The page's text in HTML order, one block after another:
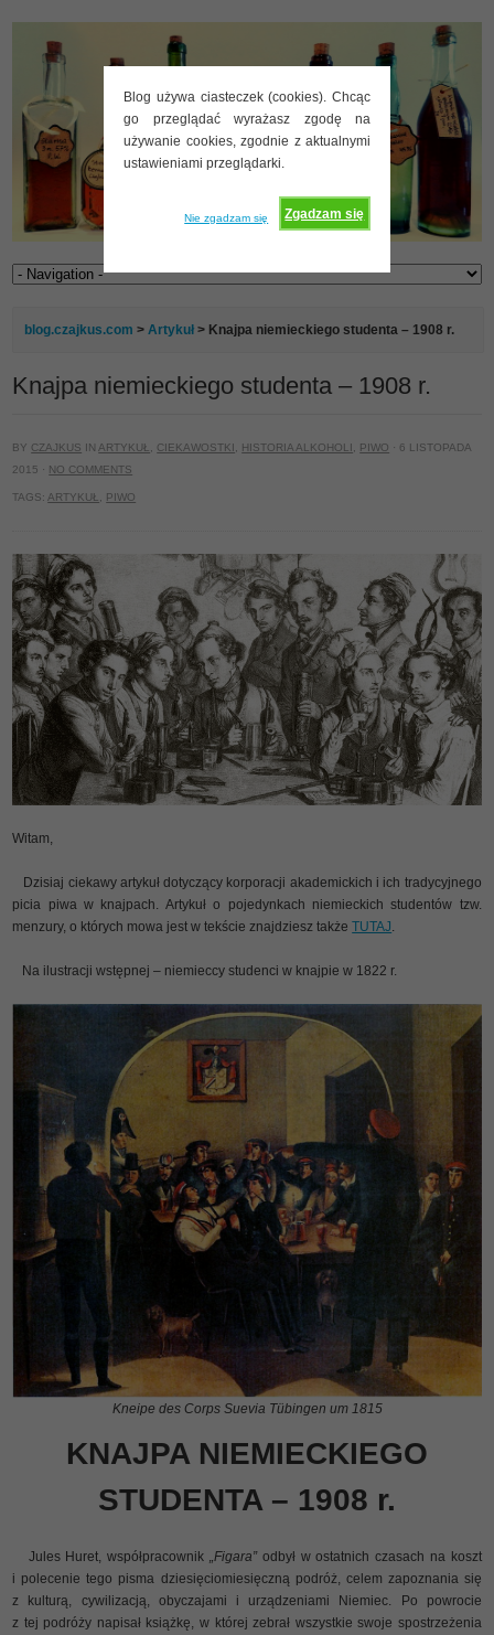
Blog używa ciasteczek (cookies). Chcąc
go przeglądać wyrażasz zgodę na
używanie cookies, zgodnie z aktualnymi
ustawieniami przeglądarki.
Zgadzam się
Nie zgadzam się
blog.czajkus.com > Artykuł > Knajpa niemieckiego studenta – 1908 r.
Knajpa niemieckiego studenta – 1908 r.
BY CZAJKUS IN ARTYKUŁ CIEKAWOSTKI HISTORIA ALKOHOLI PIWO · 6 LISTOPADA
2015 · NO COMMENTS
TAGS: ARTYKUŁ PIWO
Witam,
Dzisiaj ciekawy artykuł dotyczący korporacji akademickich i ich tradycyjnego
picia piwa w knajpach. Artykuł o pojedynkach niemieckich studentów tzw.
menzury, o których mowa jest w tekście znajdziesz takżeTUTAJ
Na ilustracji wstępnej – niemieccy studenci w knajpie w 1822 r.
Kneipe des Corps Suevia Tübingen um 1815
KNAJPA NIEMIECKIEGO
STUDENTA – 1908 r.
Jules Huret, współpracownik „Figara”odbył w ostatnich czasach na koszt
i polecenie tego pisma dziesięciomiesięczną podróż, celem zapoznania się
z kulturą, cywilizacją, obyczajami i urządzeniami Niemiec. Po powrocie
z tej podróży napisał książkę, w której zebrał wszystkie swoje spostrzeżenia